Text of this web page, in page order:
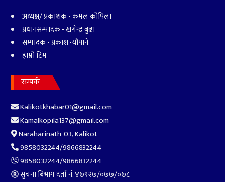
अध्यक्ष/ प्रकाशक - कमल कोपिला
प्रधानसम्पादक - खगेन्द्र बुढा
सम्पादक - प्रकाश न्यौपाने
हाम्रो टिम
सम्पर्क
Kalikotkhabar01@gmail.com
Kamalkopila137@gmail.com
Naraharinath-03, Kalikot
9858032244/9866832244
9858032244/9866832244
सुचना बिभाग दर्ता नं. ४७९२७‍/०७७/०७८